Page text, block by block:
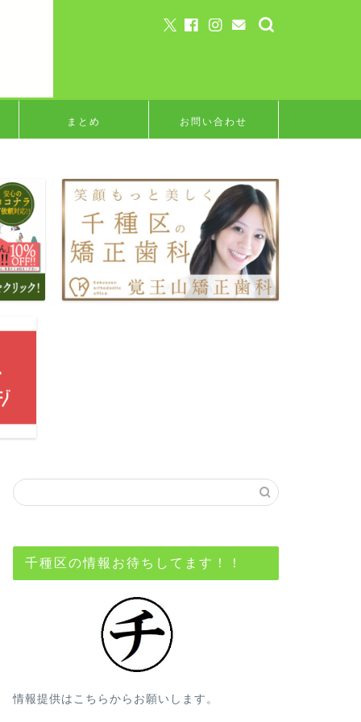
まとめ お問い合わせ
千種区の情報お待ちしてます！！
情報提供はこちらからお願いします。